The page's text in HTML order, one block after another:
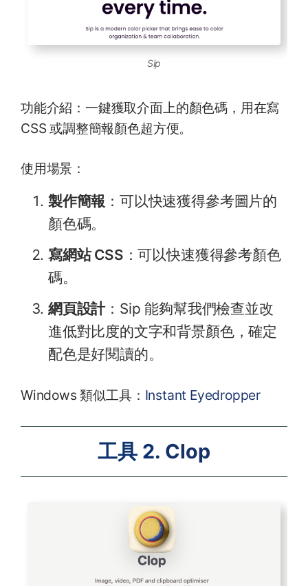
Sip
功能介紹：一鍵獲取介面上的顏色碼，用在寫
CSS 或調整簡報顏色超方便。
使用場景：
製作簡報 ：可以快速獲得參考圖片的
顏色碼。
寫網站 CSS ：可以快速獲得參考顏色
碼。
網頁設計：Sip 能夠幫我們檢查並改
進低對比度的文字和背景顏色，確定
配色是好閱讀的。
Windows 類似工具： Instant Eyedropper
工具 2. Clop